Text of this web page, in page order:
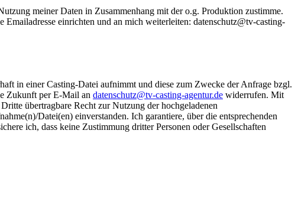
meiner Daten in Zusammenhang mit der o.g. Produktion zustimme.
einrichten und an mich weiterleiten: datenschutz@tv-casting-
in einer Casting-Datei aufnimmt und diese zum Zwecke der Anfrage bzgl.
Zukunft per E-Mail an datenschutz@tv-casting-agentur.de widerrufen. Mit
übertragbare Recht zur Nutzung der hochgeladenen
Datei(en) einverstanden. Ich garantiere, über die entsprechenden
ich, dass keine Zustimmung dritter Personen oder Gesellschaften